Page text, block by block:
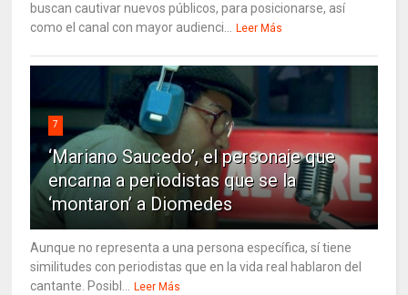
buscan cautivar nuevos públicos, para posicionarse, así
como el canal con mayor audienci...
Leer Más
7
‘Mariano Saucedo’, el personaje que
encarna a periodistas que se la
‘montaron’ a Diomedes
Aunque no representa a una persona específica, sí tiene
similitudes con periodistas que en la vida real hablaron del
cantante. Posibl...
Leer Más